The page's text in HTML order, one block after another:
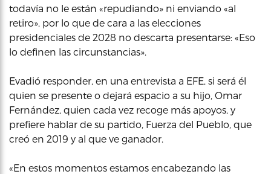
todavía no le están «repudiando» ni enviando «al
retiro», por lo que de cara a las elecciones
presidenciales de 2028 no descarta presentarse: «Eso
lo definen las circunstancias».
Evadió responder, en una entrevista a EFE, si será él
quien se presente o dejará espacio a su hijo, Omar
Fernández, quien cada vez recoge más apoyos, y
prefiere hablar de su partido, Fuerza del Pueblo, que
creó en 2019 y al que ve ganador.
«En estos momentos estamos encabezando las